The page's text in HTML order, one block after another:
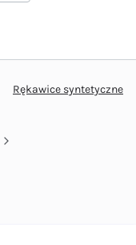
Rękawice syntetyczne